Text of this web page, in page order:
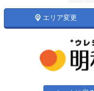
エリア変更